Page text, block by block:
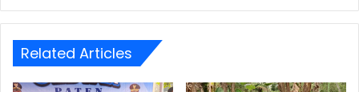
Related Articles